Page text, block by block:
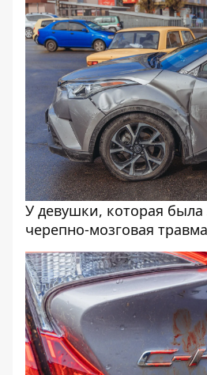
У девушки, которая была
черепно-мозговая травма